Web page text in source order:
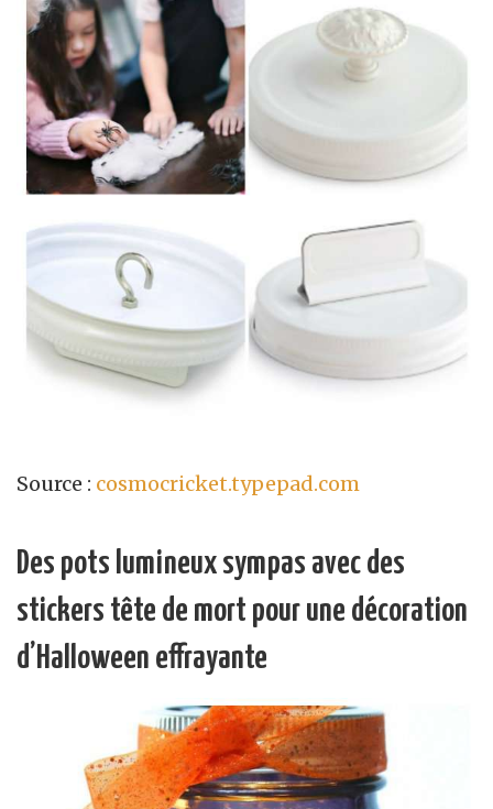
Source : cosmocricket.typepad.com
Des pots lumineux sympas avec des
stickers tête de mort pour une décoration
d’Halloween effrayante